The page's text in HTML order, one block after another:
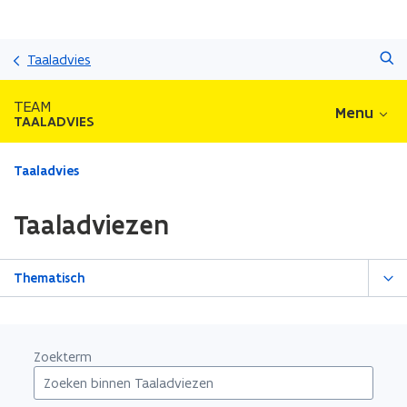
Taaladvies
TEAM
TAALADVIES Menu
Gedaan
zich
op:
Taaladviezen
Taaladvies
Taaladviezen
Thematisch
Zoekterm